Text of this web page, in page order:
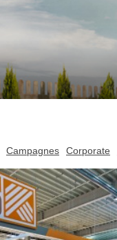
Campagnes Corporate